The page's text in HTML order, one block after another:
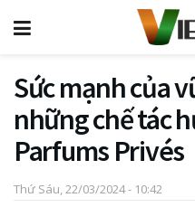
Sức mạnh của
những chế tác
Parfums Privés
Thứ Sáu, 22/03/2024 - 10:42